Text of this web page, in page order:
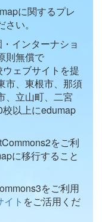
に関するプレ
い。
インターナショ
則無償で
ェブサイトを提
市、東根市、那須
、立山町、二宮
以上にedumap
をご利
に移行すること
をご利用
ト をご活用くだ